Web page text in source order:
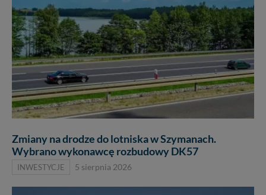
Zmiany na drodze do lotniska w Szymanach.
Wybrano wykonawcę rozbudowy DK57
INWESTYCJE 5 sierpnia 2026